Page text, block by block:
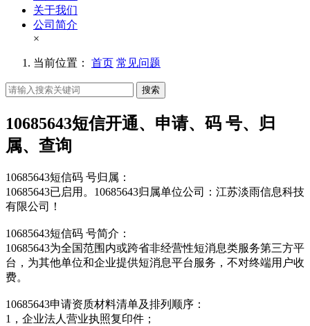
关于我们
公司简介
×
当前位置： 首页 常见问题
搜索
10685643短信开通、申请、码 号、归
属、查询
10685643短信码 号归属：
10685643已启用。10685643归属单位公司：江苏淡雨信息科技
有限公司！
10685643短信码 号简介：
10685643为全国范围内或跨省非经营性短消息类服务第三方平
台，为其他单位和企业提供短消息平台服务，不对终端用户收
费。
10685643申请资质材料清单及排列顺序：
1，企业法人营业执照复印件；